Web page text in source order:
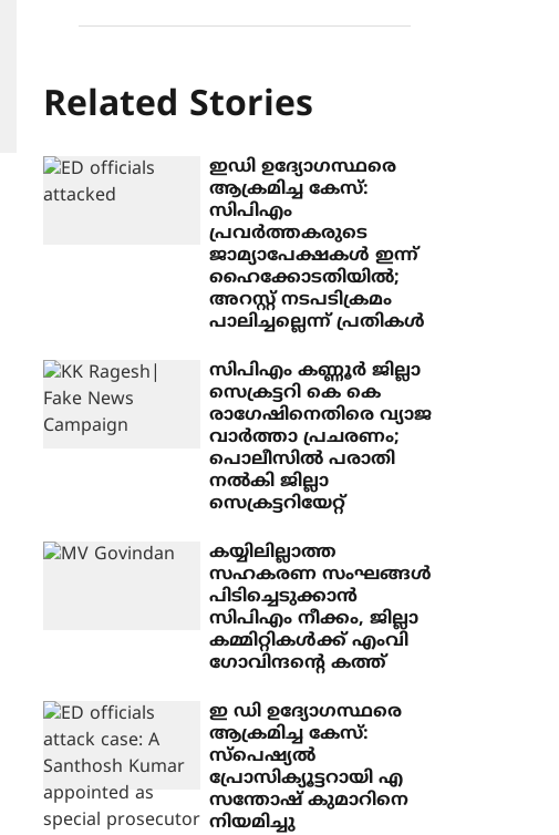
Related Stories
ഇഡി ഉദ്യോഗസ്ഥരെ
ആക്രമിച്ച കേസ്:
സിപിഎം
പ്രവര്‍ത്തകരുടെ
ജാമ്യാപേക്ഷകള്‍ ഇന്ന്
ഹൈക്കോടതിയില്‍;
അറസ്റ്റ് നടപടിക്രമം
പാലിച്ചല്ലെന്ന് പ്രതികൾ
സിപിഎം കണ്ണൂർ ജില്ലാ
സെക്രട്ടറി കെ കെ
രാഗേഷിനെതിരെ വ്യാജ
വാർത്താ പ്രചരണം;
പൊലീസിൽ പരാതി
നൽകി ജില്ലാ
സെക്രട്ടറിയേറ്റ്
കയ്യിലില്ലാത്ത
സഹകരണ സംഘങ്ങൾ
പിടിച്ചെടുക്കാൻ
സിപിഎം നീക്കം, ജില്ലാ
കമ്മിറ്റികൾക്ക് എംവി
ഗോവിന്ദന്റെ കത്ത്
ഇ ഡി ഉദ്യോഗസ്ഥരെ
ആക്രമിച്ച കേസ്:
സ്‌പെഷ്യല്‍
പ്രോസിക്യൂട്ടറായി എ
സന്തോഷ് കുമാറിനെ
നിയമിച്ചു